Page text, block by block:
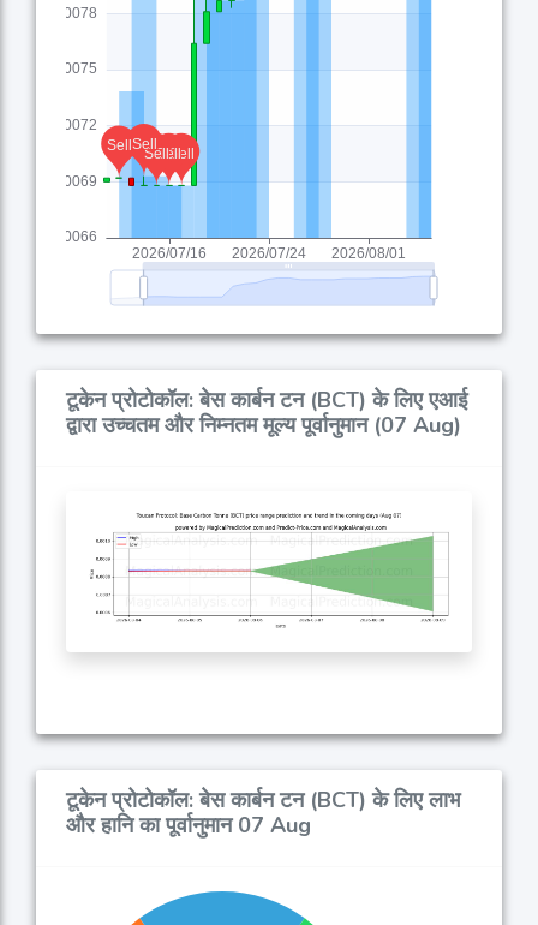
टूकेन प्रोटोकॉल: बेस कार्बन टन (BCT) के लिए एआई
द्वारा उच्चतम और निम्नतम मूल्य पूर्वानुमान (07 Aug)
टूकेन प्रोटोकॉल: बेस कार्बन टन (BCT) के लिए लाभ
और हानि का पूर्वानुमान 07 Aug